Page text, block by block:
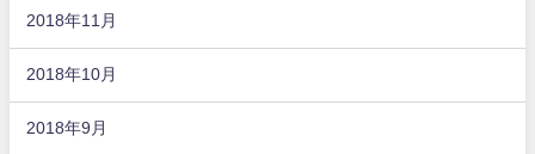
2018年11月
2018年10月
2018年9月